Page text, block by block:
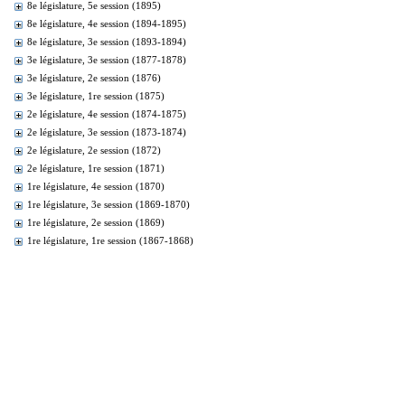
8e législature, 5e session (1895)
8e législature, 4e session (1894-1895)
8e législature, 3e session (1893-1894)
3e législature, 3e session (1877-1878)
3e législature, 2e session (1876)
3e législature, 1re session (1875)
2e législature, 4e session (1874-1875)
2e législature, 3e session (1873-1874)
2e législature, 2e session (1872)
2e législature, 1re session (1871)
1re législature, 4e session (1870)
1re législature, 3e session (1869-1870)
1re législature, 2e session (1869)
1re législature, 1re session (1867-1868)